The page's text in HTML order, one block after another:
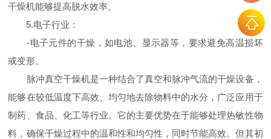
干燥机能够提高脱水效率。
5.电子行业：
-电子元件的干燥，如电池、显示器等，要求避免高温损坏
或变形。
脉冲真空干燥机是一种结合了真空和脉冲气流的干燥设备，
能够在较低温度下高效、均匀地去除物料中的水分，广泛应用于
制药、食品、化工等行业。它的主要优势在于能够处理热敏性物
料，确保干燥过程中的温和性和均匀性，同时节能高效。但其初